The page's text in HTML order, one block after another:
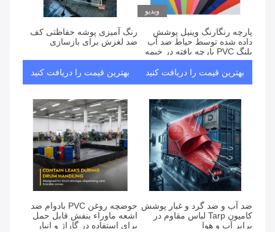
ویدیو
پارچه رنگارنگ وینیل پوشش
داده شده توسط حیاط ضد آب
پلنگ PVC پارچه بافته در خیمه
رویداد در فضای باز
بهترین قیمت را دریافت کنید
رنگ آمیزی پوشه حفاظتی کف
ضد لغزش برای بازسازی
بهترین قیمت را دریافت کنید
ضد آب و ضد گرد و غبار پوشش
کامیون Tarp لباس مقاوم در
برابر آب و هوا
حوضچه روغن PVC بادوام ضد
اشعه ماوراء بنفش قابل حمل
برای استفاده در گاراژ و انبار